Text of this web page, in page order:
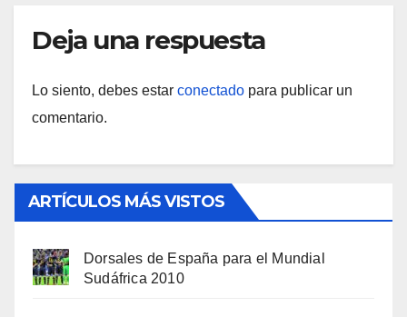
Deja una respuesta
Lo siento, debes estar conectado para publicar un
comentario.
ARTÍCULOS MÁS VISTOS
Dorsales de España para el Mundial
Sudáfrica 2010